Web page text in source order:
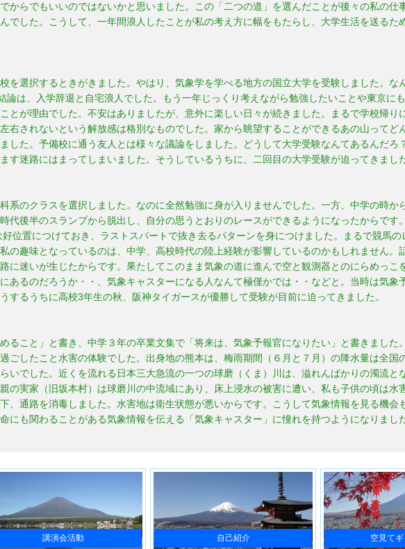
からでもいいのではないかと思いました。この「二つの道」を選んだことが後々の私の仕
でした。こうして、一年間浪人したことが私の考え方に幅をもたらし、大学生活を送るた
を選択するときがきました。やはり、気象学を学べる地方の国立大学を受験しました。な
論は、入学辞退と自宅浪人でした。もう一年じっくり考えながら勉強したいことや東京にも
とが理由でした。不安はありましたが、意外に楽しい日々が続きました。まるで学校帰り
右されないという解放感は格別なものでした。家から眺望することができるあの山ってど
した。予備校に通う友人とは様々な議論をしました。どうして大学受験なんてあるんだろ
す迷路にはまってしまいました。そうしているうちに、二回目の大学受験が迫ってきました
系のクラスを選択しました。なのに全然勉強に身が入りませんでした。一方、中学の時か
代後半のスランプから脱出し、自分の思うとおりのレースができるようになったからです
位置につけておき、ラストスパートで抜き去るパターンを身につけました。まるで競馬の
の趣味となっているのは、中学、高校時代の陸上経験が影響しているのかもしれません。
に迷いが生じたからです。果たしてこのまま気象の道に進んで空と観測器とのにらめっこ
あるのだろうか・・、気象キャスターになる人なんて極僅かでは・・などと。当時は気象
するうちに高校3年生の秋、阪神タイガースが優勝して受験が目前に迫ってきました。
ること」と書き、中学３年の卒業文集で「将来は、気象予報官になりたい」と書きました
ごしたこと水害の体験でした。出身地の熊本は、梅雨期間（６月と７月）の降水量は全国
いでした。近くを流れる日本三大急流の一つの球磨（くま）川は、溢れんばかりの濁流と
の実家（旧坂本村）は球磨川の中流域にあり、床上浸水の被害に遭い、私も子供の頃は水
、通路を消毒しました。水害地は衛生状態が悪いからです。こうして気象情報を見る機会
にも関わることがある気象情報を伝える「気象キャスター」に憧れを持つようになりました
講演会活動 自己紹介 空見て